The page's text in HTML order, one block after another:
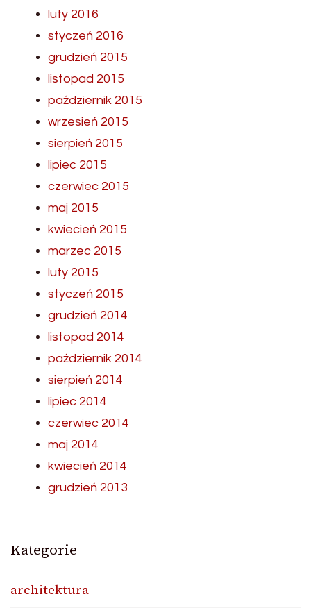
luty 2016
styczeń 2016
grudzień 2015
listopad 2015
październik 2015
wrzesień 2015
sierpień 2015
lipiec 2015
czerwiec 2015
maj 2015
kwiecień 2015
marzec 2015
luty 2015
styczeń 2015
grudzień 2014
listopad 2014
październik 2014
sierpień 2014
lipiec 2014
czerwiec 2014
maj 2014
kwiecień 2014
grudzień 2013
Kategorie
architektura